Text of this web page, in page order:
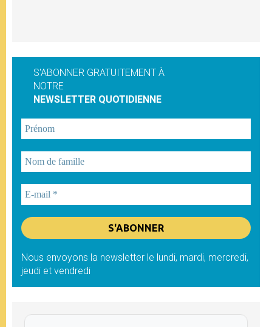
S'ABONNER GRATUITEMENT À
NOTRE
NEWSLETTER QUOTIDIENNE
Nous envoyons la newsletter le lundi, mardi, mercredi,
jeudi et vendredi